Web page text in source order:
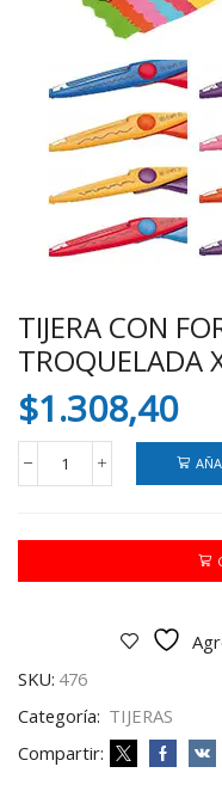
TIJERA CON
TROQUELADA
$1.308,40
TIJERA
CON
IBI
X12
SKU: 476
Categoría: TIJERAS
Compartir: